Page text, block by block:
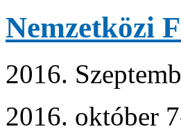
Nemzetközi
2016.
2016. október